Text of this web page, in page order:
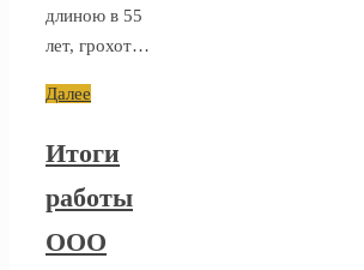
длиною в 55
лет, грохот…
Далее
Итоги
работы
ООО